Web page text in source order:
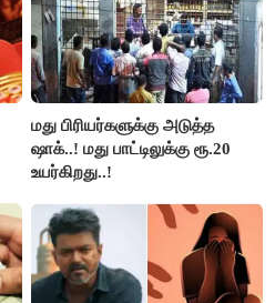
மது பிரியர்களுக்கு அடுத்த
ஷாக்..! மது பாட்டிலுக்கு ரூ.20
உயர்கிறது..!